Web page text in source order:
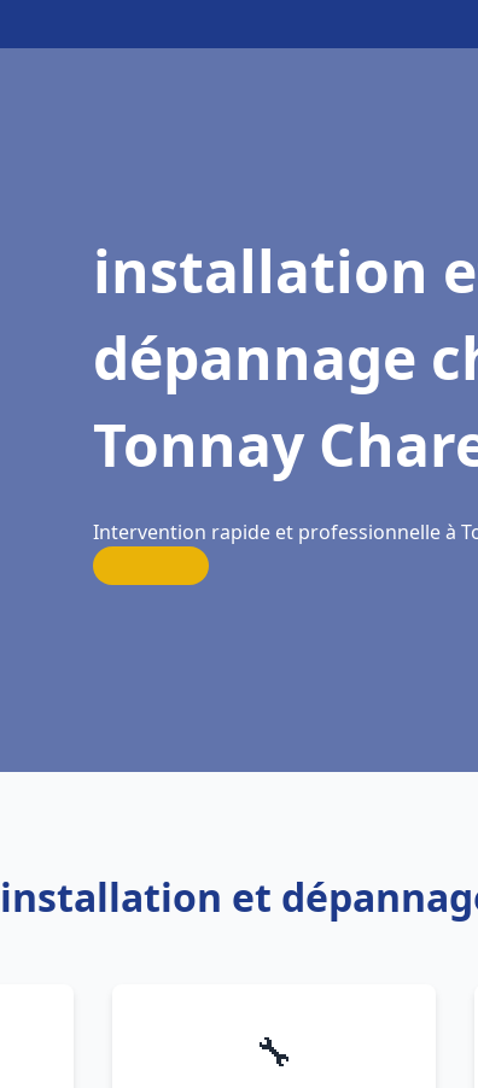
installation
dépannage
Tonnay
Intervention rapide et professionnelle à
et
🔧